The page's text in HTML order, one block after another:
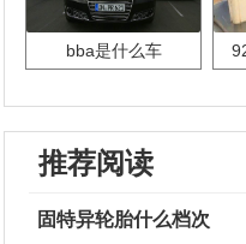
bba是什么车
推荐阅读
固特异轮胎什么档次